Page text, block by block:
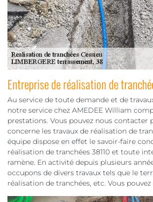
Entreprise de réalisation de
Au service de toute demande et de
notre service chez AMEDEE William
prestations. Vous pouvez nous contacter
concerne les travaux de réalisation de
équipe dispose en effet le savoir-faire
réalisation de tranchées 38110 et toute
ramène. En activité depuis plusieurs
occupons de divers travaux tels que le
réalisation de tranchées, etc. Vous